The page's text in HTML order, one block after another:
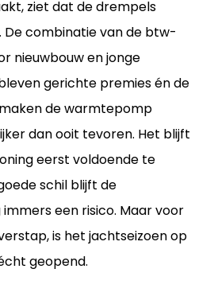
ziet dat de drempels
De combinatie van de btw-
nieuwbouw en jonge
gerichte premies én de
de warmtepomp
dan ooit tevoren. Het blijft
eerst voldoende te
schil blijft de
een risico. Maar voor
is het jachtseizoen op
geopend.